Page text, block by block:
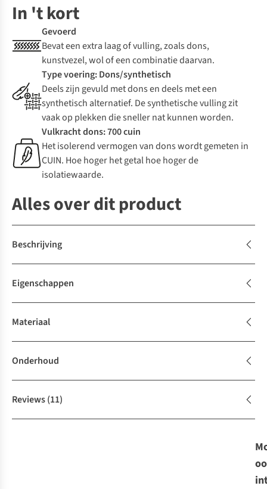
In 't kort
Gevoerd
Bevat een extra laag of vulling, zoals dons,
kunstvezel, wol of een combinatie daarvan.
Type voering: Dons/synthetisch
Deels zijn gevuld met dons en deels met een
synthetisch alternatief. De synthetische vulling zit
vaak op plekken die sneller nat kunnen worden.
Vulkracht dons: 700 cuin
Het isolerend vermogen van dons wordt gemeten in
CUIN. Hoe hoger het getal hoe hoger de
isolatiewaarde.
Alles over dit product
Beschrijving
Eigenschappen
Materiaal
Onderhoud
Reviews(11)